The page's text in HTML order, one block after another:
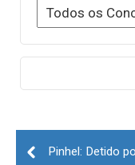
Post
navigation